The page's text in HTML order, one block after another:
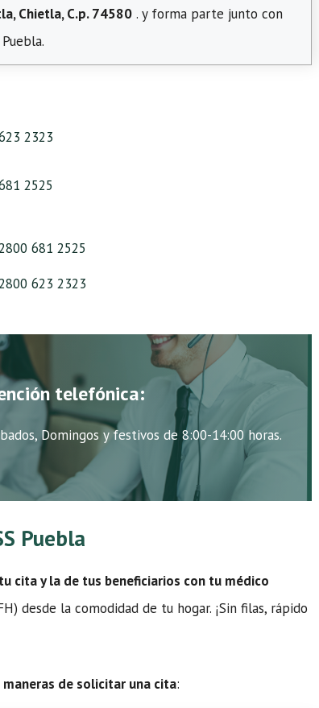
Chietla, C.p. 74580 . y forma parte junto con
2323
2525
681 2525
623 2323
telefónica:
Domingos y festivos de 8:00-14:00 horas.
Puebla
cita y la de tus beneficiarios con tu médico
desde la comodidad de tu hogar. ¡Sin filas, rápido
maneras de solicitar una cita: